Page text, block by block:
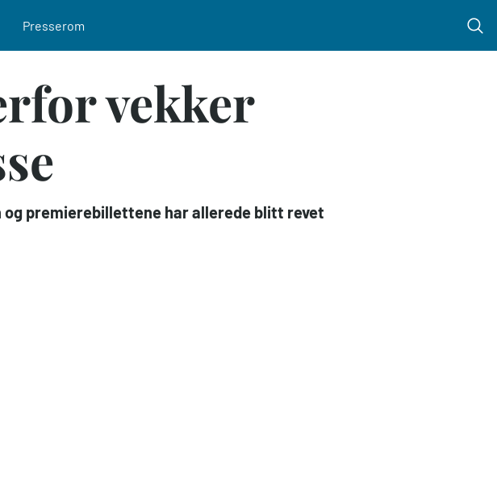
Presserom
vekker
premierebillettene har allerede blitt revet